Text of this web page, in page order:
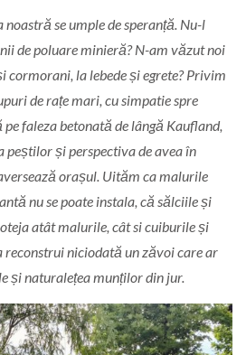
se umple de speranță. Nu-l
de poluare minieră? N-am văzut noi
cormorani, la lebede și egrete? Privim
de rațe mari, cu simpatie spre
faleza betonată de lângă Kaufland,
peștilor și perspectiva de avea în
orașul. Uităm ca malurile
nu se poate instala, că sălciile și
atât malurile, cât si cuiburile și
reconstrui niciodată un zăvoi care ar
și naturalețea munților din jur.